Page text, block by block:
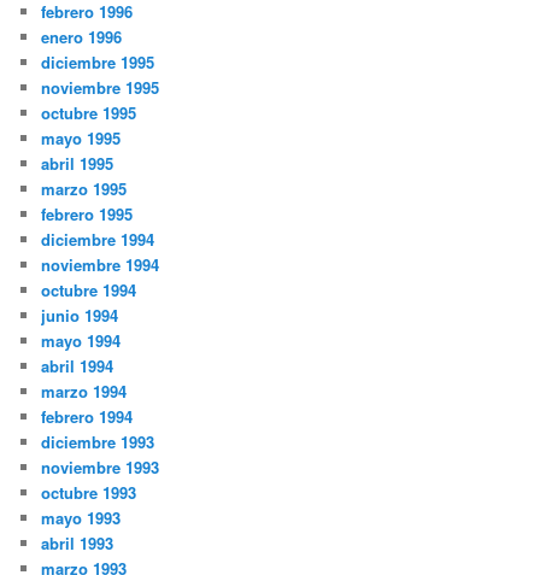
febrero 1996
enero 1996
diciembre 1995
noviembre 1995
octubre 1995
mayo 1995
abril 1995
marzo 1995
febrero 1995
diciembre 1994
noviembre 1994
octubre 1994
junio 1994
mayo 1994
abril 1994
marzo 1994
febrero 1994
diciembre 1993
noviembre 1993
octubre 1993
mayo 1993
abril 1993
marzo 1993